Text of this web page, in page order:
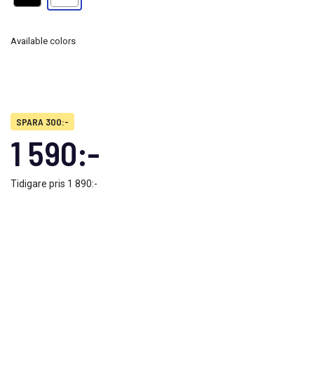
SPARA 300:-
1 590:-
Tidigare pris 1 890:-
Available colors